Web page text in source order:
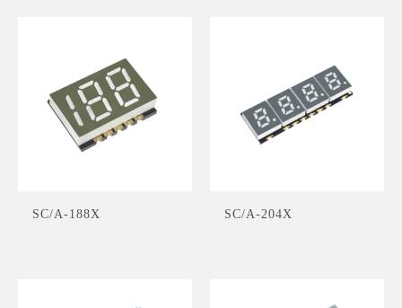
SC/A-188X SC/A-204X